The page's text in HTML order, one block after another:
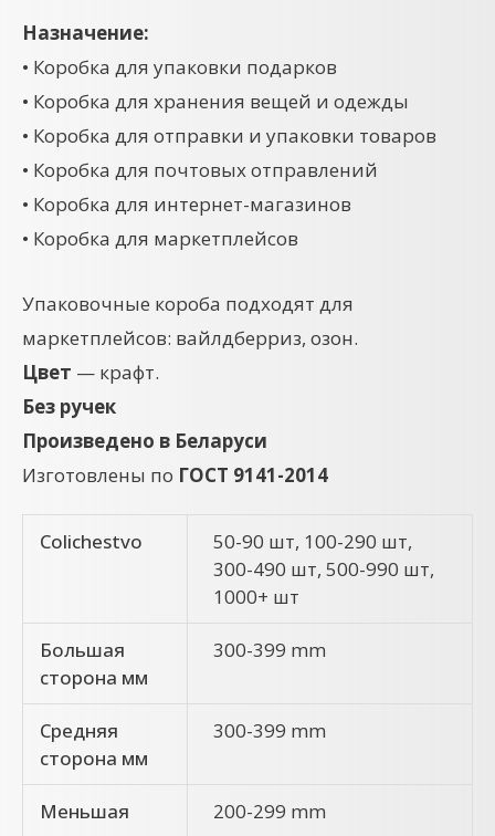
Назначение:
• Коробка для упаковки подарков
• Коробка для хранения вещей и одежды
• Коробка для отправки и упаковки товаров
• Коробка для почтовых отправлений
• Коробка для интернет-магазинов
• Коробка для маркетплейсов
Упаковочные короба подходят для
маркетплейсов: вайлдберриз, озон.
Цвет — крафт.
Без ручек
Произведено в Беларуси
Изготовлены по ГОСТ 9141-2014
Colichestvo
50-90 шт, 100-290 шт,
300-490 шт, 500-990 шт,
1000+ шт
Большая
сторона мм
300-399 mm
Средняя
сторона мм
300-399 mm
Меньшая
200-299 mm